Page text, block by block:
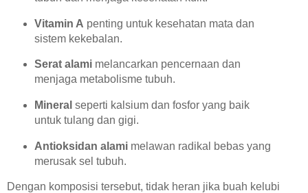
Vitamin A penting untuk kesehatan mata dan
sistem kekebalan.
Serat alamimelancarkan pencernaan dan
menjaga metabolisme tubuh.
Mineral seperti kalsium dan fosfor yang baik
untuk tulang dan gigi.
Antioksidan alamimelawan radikal bebas yang
merusak sel tubuh.
Dengan komposisi tersebut, tidak heran jika buah kelubi